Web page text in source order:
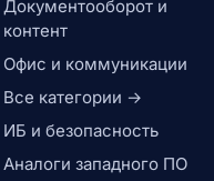
Документооборот и
контент
Офис и коммуникации
Все категории →
ИБ и безопасность
Аналоги западного ПО